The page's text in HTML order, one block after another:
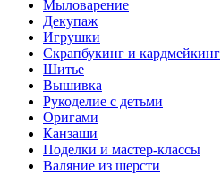
Мыловарение
Декупаж
Игрушки
Скрапбукинг и кардмейкинг
Шитье
Вышивка
Рукоделие с детьми
Оригами
Канзаши
Поделки и мастер-классы
Валяние из шерсти